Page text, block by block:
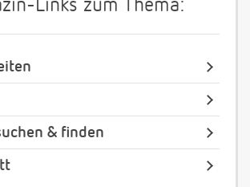
Links zum Thema:
& finden